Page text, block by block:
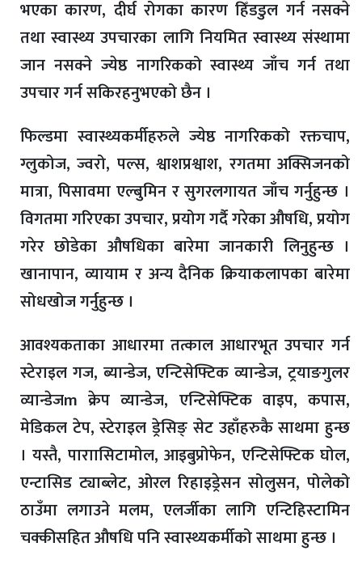
भएका कारण, दीर्घ रोगका कारण हिँडडुल गर्न नसक्ने
तथा स्वास्थ्य उपचारका लागि नियमित स्वास्थ्य संस्थामा
जान नसक्ने ज्येष्ठ नागरिकको स्वास्थ्य जाँच गर्न तथा
उपचार गर्न सकिरहनुभएको छैन ।
फिल्डमा स्वास्थ्यकर्मीहरुले ज्येष्ठ नागरिकको रक्तचाप,
ग्लुकोज, ज्वरो, पल्स, श्वाशप्रश्वाश, रगतमा अक्सिजनको
मात्रा, पिसावमा एल्बुमिन र सुगरलगायत जाँच गर्नुहुन्छ ।
विगतमा गरिएका उपचार, प्रयोग गर्दै गरेका औषधि, प्रयोग
गरेर छोडेका औषधिका बारेमा जानकारी लिनुहुन्छ ।
खानापान, व्यायाम र अन्य दैनिक क्रियाकलापका बारेमा
सोधखोज गर्नुहुन्छ ।
आवश्यकताका आधारमा तत्काल आधारभूत उपचार गर्न
स्टेराइल गज, ब्यान्डेज, एन्टिसेफ्टिक व्यान्डेज, ट्रयाङगुलर
व्यान्डेजm क्रेप व्यान्डेज, एन्टिसेफ्टिक वाइप, कपास,
मेडिकल टेप, स्टेराइल ड्रेसिङ् सेट उहाँहरुकै साथमा हुन्छ
। यस्तै, पाराासिटामोल, आइबुप्रोफेन, एन्टिसेफ्टिक घोल,
एन्टासिड ट्याब्लेट, ओरल रिहाइड्रेसन सोलुसन, पोलेको
ठाउँमा लगाउने मलम, एलर्जीका लागि एन्टिहिस्टामिन
चक्कीसहित औषधि पनि स्वास्थ्यकर्मीको साथमा हुन्छ ।